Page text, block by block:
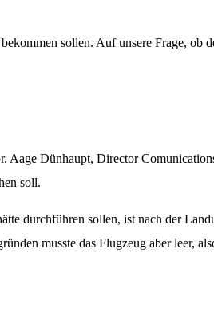
sollen. Auf unsere Frage, ob
Aage Dünhaupt, Director
soll.
durchführen sollen, ist nach der
musste das Flugzeug aber leer,